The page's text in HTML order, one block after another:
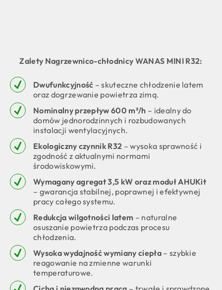
Zalety Nagrzewnico-chłodnicy WANAS MINI R32:
Dwufunkcyjność – skuteczne chłodzenie latem
oraz dogrzewanie powietrza zimą.
Nominalny przepływ 600 m³/h – idealny do
domów jednorodzinnych i rozbudowanych
instalacji wentylacyjnych.
Ekologiczny czynnik R32 – wysoka sprawność i
zgodność z aktualnymi normami
środowiskowymi.
Wymagany agregat 3,5 kW oraz moduł AHUKit
– gwarancja stabilnej, poprawnej i efektywnej
pracy całego systemu.
Redukcja wilgotności latem – naturalne
osuszanie powietrza podczas procesu
chłodzenia.
Wysoka wydajność wymiany ciepła– szybkie
reagowanie na zmienne warunki
temperaturowe.